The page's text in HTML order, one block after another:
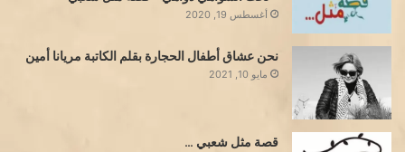
أغسطس 19, 2020
نحن عشاق أطفال الحجارة بقلم الكاتبة مريانا أمين
مايو 10, 2021
قصة مثل شعبي …